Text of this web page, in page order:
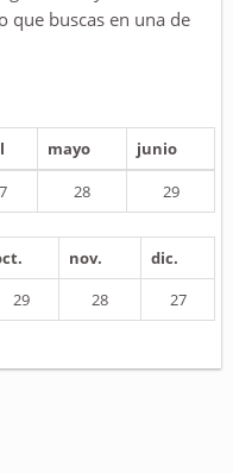
que buscas en una de
mayo
junio
28 29
nov.
dic.
29 28 27